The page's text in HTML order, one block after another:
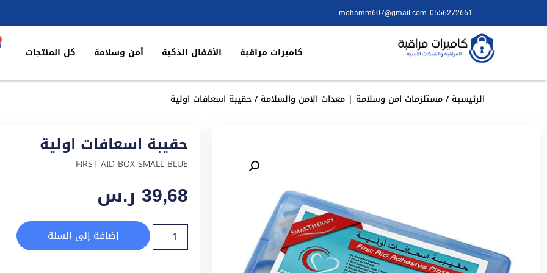
0556272661
mohamm607@gmail.com
كاميرات مراقبة الأقفال الذكية أمن وسلامة كل المنتجات
الرئيسية/مستلزمات امن وسلامة | معدات الامن والسلامة/ حقيبة اسعافات اولية
حقيبة اسعافات اولية
FIRST AID BOX SMALL BLUE
39,68 ر.س
إضافة إلى السلة